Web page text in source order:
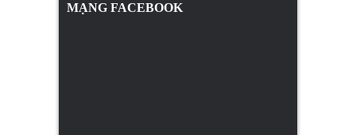
MẠNG FACEBOOK